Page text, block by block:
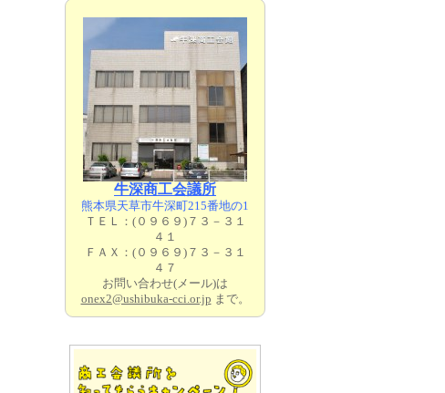
牛深商工会議所
熊本県天草市牛深町215番地の1
ＴＥＬ：(０９６９)７３－３１
４１
ＦＡＸ：(０９６９)７３－３１
４７
お問い合わせ(メール)は
onex2@ushibuka-cci.or.jp まで。